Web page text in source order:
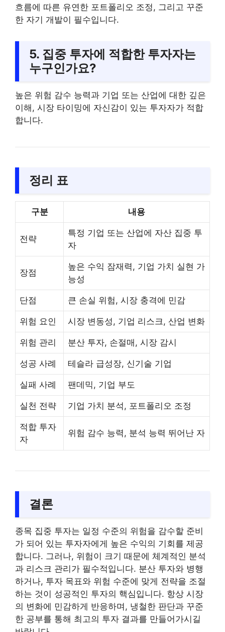
흐름에 따른 유연한 포트폴리오 조정, 그리고 꾸준
한 자기 개발이 필수입니다.
5. 집중 투자에 적합한 투자자는
누구인가요?
높은 위험 감수 능력과 기업 또는 산업에 대한 깊은
이해, 시장 타이밍에 자신감이 있는 투자자가 적합
합니다.
정리 표
구분 내용
전략
특정 기업 또는 산업에 자산 집중 투
자
장점
높은 수익 잠재력, 기업 가치 실현 가
능성
단점 큰 손실 위험, 시장 충격에 민감
위험 요인 시장 변동성, 기업 리스크, 산업 변화
위험 관리 분산 투자, 손절매, 시장 감시
성공 사례 테슬라 급성장, 신기술 기업
실패 사례 팬데믹, 기업 부도
실천 전략 기업 가치 분석, 포트폴리오 조정
적합 투자
자
위험 감수 능력, 분석 능력 뛰어난 자
결론
종목 집중 투자는 일정 수준의 위험을 감수할 준비
가 되어 있는 투자자에게 높은 수익의 기회를 제공
합니다. 그러나, 위험이 크기 때문에 체계적인 분석
과 리스크 관리가 필수적입니다. 분산 투자와 병행
하거나, 투자 목표와 위험 수준에 맞게 전략을 조절
하는 것이 성공적인 투자의 핵심입니다. 항상 시장
의 변화에 민감하게 반응하며, 냉철한 판단과 꾸준
한 공부를 통해 최고의 투자 결과를 만들어가시길